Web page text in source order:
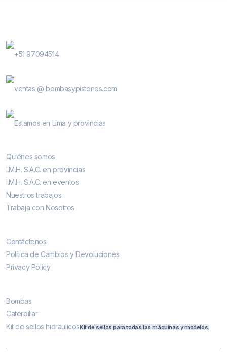
+51 97094514
ventas @ bombasypistones.com
Estamos en Lima y provincias
Quiénes somos
I.M.H. S.A.C. en provincias
I.M.H. S.A.C. en eventos
Nuestros trabajos
Trabaja con Nosotros
Contáctenos
Política de Cambios y Devoluciones
Privacy Policy
Bombas
Caterpillar
Kit de sellos hidraulicosKit de sellos para todas las máquinas y modelos.